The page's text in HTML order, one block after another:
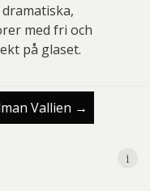
med fri och
på glaset.
Vallien →
i